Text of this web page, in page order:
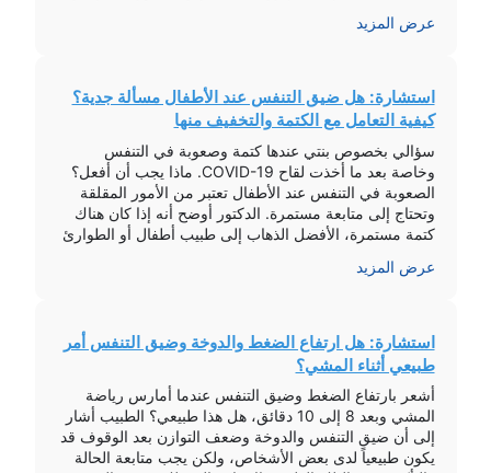
الخطوات […]
عرض المزيد
استشارة: هل ضيق التنفس عند الأطفال مسألة جدية؟
كيفية التعامل مع الكتمة والتخفيف منها
سؤالي بخصوص بنتي عندها كتمة وصعوبة في التنفس
وخاصة بعد ما أخذت لقاح COVID-19. ماذا يجب أن أفعل؟
الصعوبة في التنفس عند الأطفال تعتبر من الأمور المقلقة
وتحتاج إلى متابعة مستمرة. الدكتور أوضح أنه إذا كان هناك
كتمة مستمرة، الأفضل الذهاب إلى طبيب أطفال أو الطوارئ
[…]
عرض المزيد
استشارة: هل ارتفاع الضغط والدوخة وضيق التنفس أمر
طبيعي أثناء المشي؟
أشعر بارتفاع الضغط وضيق التنفس عندما أمارس رياضة
المشي وبعد 8 إلى 10 دقائق، هل هذا طبيعي؟ الطبيب أشار
إلى أن ضيق التنفس والدوخة وضعف التوازن بعد الوقوف قد
يكون طبيعياً لدى بعض الأشخاص، ولكن يجب متابعة الحالة